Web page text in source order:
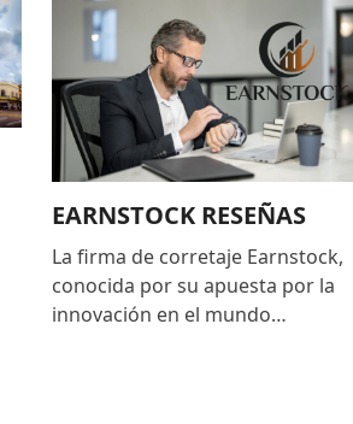
EARNSTOCK RESEÑAS
La firma de corretaje Earnstock,
conocida por su apuesta por la
innovación en el mundo…